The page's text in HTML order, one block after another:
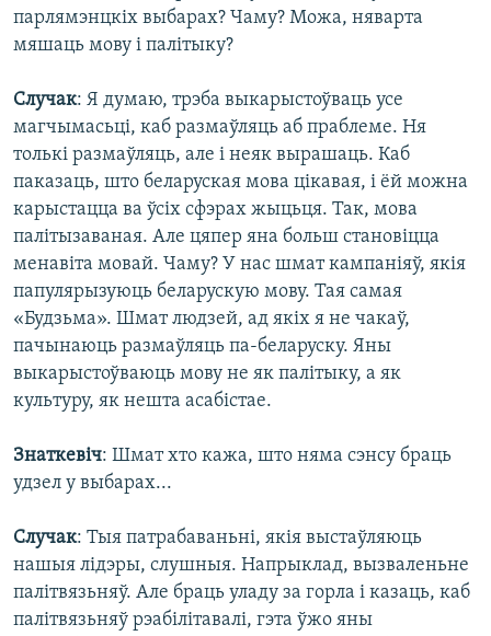
парлямэнцкіх выбарах? Чаму? Можа, няварта
мяшаць мову і палітыку?
Случак: Я думаю, трэба выкарыстоўваць усе
магчымасьці, каб размаўляць аб праблеме. Ня
толькі размаўляць, але і неяк вырашаць. Каб
паказаць, што беларуская мова цікавая, і ёй можна
карыстацца ва ўсіх сфэрах жыцьця. Так, мова
палітызаваная. Але цяпер яна больш становіцца
менавіта мовай. Чаму? У нас шмат кампаніяў, якія
папулярызуюць беларускую мову. Тая самая
«Будзьма». Шмат людзей, ад якіх я не чакаў,
пачынаюць размаўляць па-беларуску. Яны
выкарыстоўваюць мову не як палітыку, а як
культуру, як нешта асабістае.
Знаткевіч: Шмат хто кажа, што няма сэнсу браць
удзел у выбарах...
Случак: Тыя патрабаваньні, якія выстаўляюць
нашыя лідэры, слушныя. Напрыклад, вызваленьне
палітвязьняў. Але браць уладу за горла і казаць, каб
палітвязьняў рэабілітавалі, гэта ўжо яны